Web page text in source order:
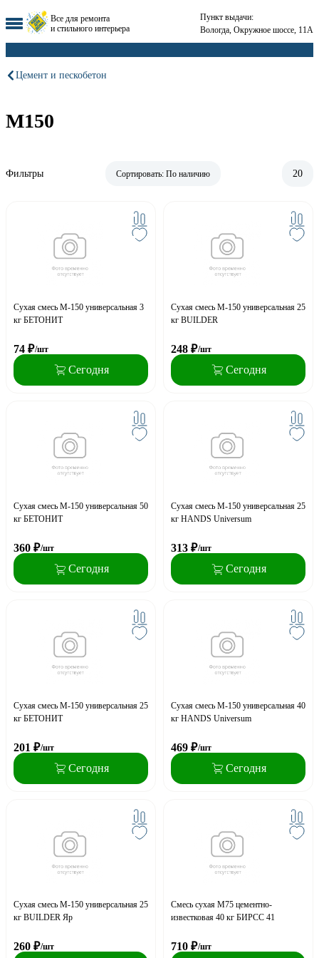
Все для ремонта
и стильного интерьера
Пункт выдачи:
Вологда, Окружное шоссе, 11А
Цемент и пескобетон
М150
Фильтры Сортировать: По наличию 20
Сухая смесь М-150 универсальная 3
кг БЕТОНИТ
74 ₽/шт
Сегодня
Сухая смесь М-150 универсальная 25
кг BUILDER
248 ₽/шт
Сегодня
Сухая смесь М-150 универсальная 50
кг БЕТОНИТ
360 ₽/шт
Сегодня
Сухая смесь М-150 универсальная 25
кг HANDS Universum
313 ₽/шт
Сегодня
Сухая смесь М-150 универсальная 25
кг БЕТОНИТ
201 ₽/шт
Сегодня
Сухая смесь М-150 универсальная 40
кг HANDS Universum
469 ₽/шт
Сегодня
Сухая смесь М-150 универсальная 25
кг BUILDER Яр
260 ₽/шт
Смесь сухая М75 цементно-
известковая 40 кг БИРСС 41
710 ₽/шт